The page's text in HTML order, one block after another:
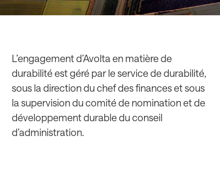
L’engagement d’Avolta en matière de
durabilité est géré par le service de durabilité,
sous la direction du chef des finances et sous
la supervision du comité de nomination et de
développement durable du conseil
d’administration.